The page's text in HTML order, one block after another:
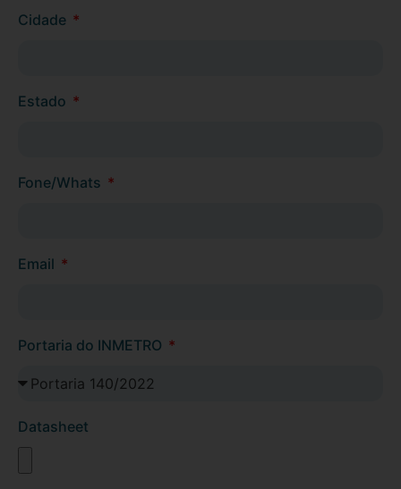
Cidade
Estado
Fone/Whats
Email
Portaria do INMETRO
Datasheet